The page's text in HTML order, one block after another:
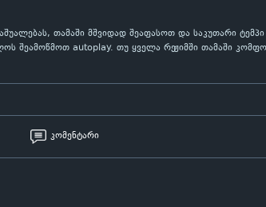
თამაში მშვიდად შეაფასოთ და საკუთარი
შეამოწმოთ autoplay. თუ ყველა რეჟიმში თამაში
კომენტარი